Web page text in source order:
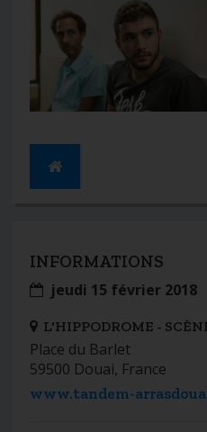
INFORMATIONS
jeudi 15 février 2018
L'HIPPODROME -
Place du Barlet
59500 Douai, France
www.tandem-